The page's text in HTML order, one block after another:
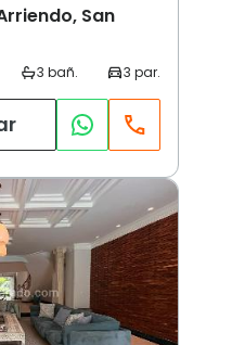
San